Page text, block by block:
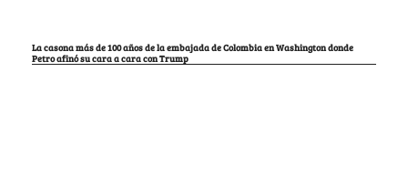
La casona más de 100 años de la embajada de Colombia en Washington donde
Petro afinó su cara a cara con Trump